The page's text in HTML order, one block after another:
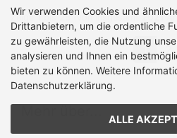
Zeige1bis 25(von insgesamt 2021
1 2
Wir verwenden Cookies und
Drittanbietern, um die ordentliche
zu gewährleisten, die Nutzung
analysieren und Ihnen ein
bieten zu können. Weitere
Datenschutzerklärung.
ALLE